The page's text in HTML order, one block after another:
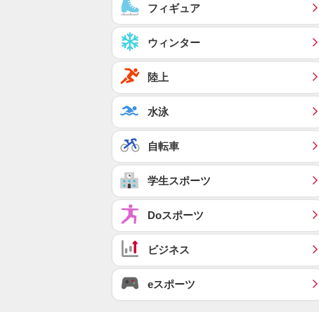
フィギュア
ウィンター
陸上
水泳
自転車
学生スポーツ
Doスポーツ
ビジネス
eスポーツ